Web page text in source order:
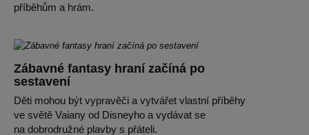
příběhům a hrám.
Zábavné fantasy hraní začíná po
sestavení
Děti mohou být vypravěči a vytvářet vlastní příběhy
ve světě Vaiany od Disneyho a vydávat se
na dobrodružné plavby s přáteli.